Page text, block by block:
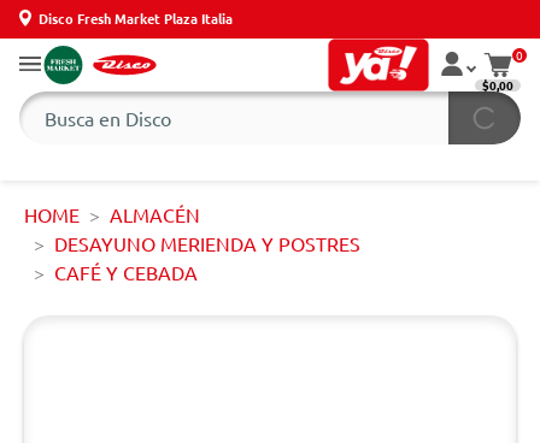
Disco Fresh Market Plaza Italia
0
$0,00
HOME
ALMACÉN
DESAYUNO MERIENDA Y POSTRES
CAFÉ Y CEBADA